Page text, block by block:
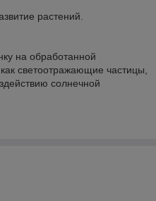
растений.
на обработанной
светоотражающие частицы,
солнечной